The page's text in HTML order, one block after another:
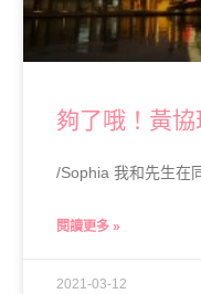
夠了哦！黃協
/Sophia 我和先生在
閱讀更多 »
2021-03-12